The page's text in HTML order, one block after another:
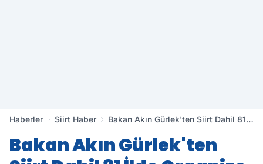
Haberler Siirt Haber
Bakan Akın Gürlek'ten Siirt Dahil 81
Yeni Genelge
Bakan Akın Gürlek'ten